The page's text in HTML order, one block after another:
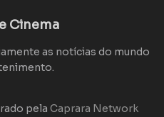
Cinema
as notícias do mundo
pela Caprara Network